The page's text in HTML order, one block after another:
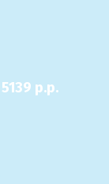
5139 p.p.